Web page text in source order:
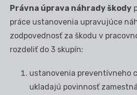
Právna úprava náhrady škody
práce ustanovenia upravujúce
zodpovednosť za škodu v
rozdeliť do 3 skupín:
ustanovenia preventívneho
ukladajú povinnosť